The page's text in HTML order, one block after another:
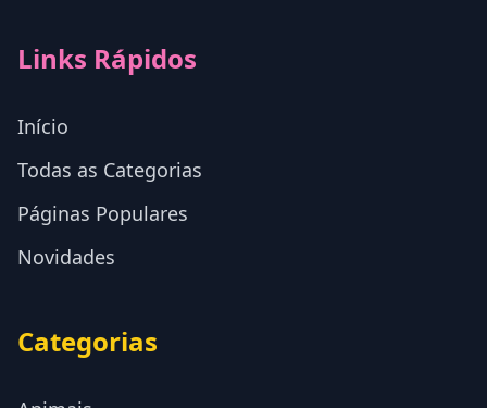
Links Rápidos
Início
Todas as Categorias
Páginas Populares
Novidades
Categorias